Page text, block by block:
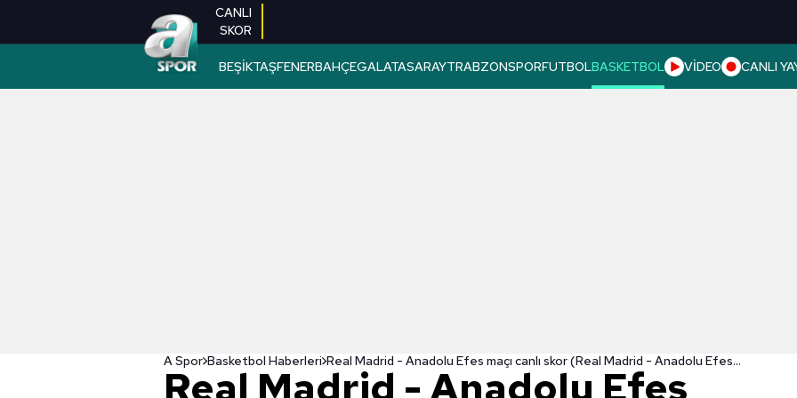
CANLI
SKOR
BEŞİKTAŞFENERBAHÇEGALATASARAYTRABZONSPORFUTBOLBASKETBOL VİDEO CANLI
A Spor Basketbol Haberleri Real Madrid - Anadolu Efes maçı canlı skor (Real Madrid - Anadolu Efes maçı canlı izle)
Real Madrid - Anadolu Efes